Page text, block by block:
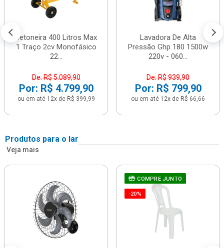
Betoneira 400 Litros Max
1 Traço 2cv Monofásico
22...
De: R$ 5.089,90
Por: R$ 4.799,90
ou em até 12x de R$ 399,99
Lavadora De Alta
Pressão Ghp 180 1500w
220v - 060...
De: R$ 939,90
Por: R$ 799,90
ou em até 12x de R$ 66,66
Produtos para o lar
Veja mais
COMPRE JUNTO
-20%